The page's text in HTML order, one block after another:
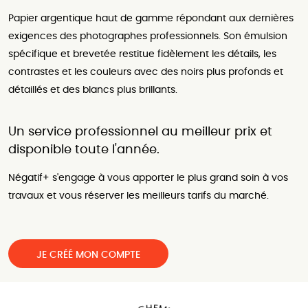
Papier argentique haut de gamme répondant aux dernières
exigences des photographes professionnels. Son émulsion
spécifique et brevetée restitue fidèlement les détails, les
contrastes et les couleurs avec des noirs plus profonds et
détaillés et des blancs plus brillants.
Un service professionnel au meilleur prix et
disponible toute l'année.
Négatif+ s'engage à vous apporter le plus grand soin à vos
travaux et vous réserver les meilleurs tarifs du marché.
JE CRÉÉ MON COMPTE